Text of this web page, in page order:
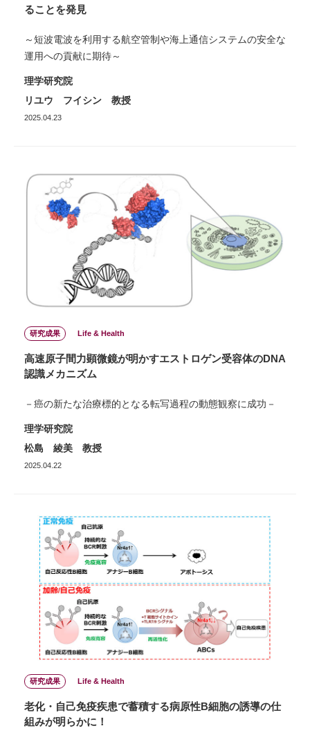
ることを発見
～短波電波を利用する航空管制や海上通信システムの安全な
運用への貢献に期待～
理学研究院
リユウ フイシン 教授
2025.04.23
研究成果 Life & Health
高速原子間力顕微鏡が明かすエストロゲン受容体のDNA
認識メカニズム
－癌の新たな治療標的となる転写過程の動態観察に成功－
理学研究院
松島 綾美 教授
2025.04.22
研究成果 Life & Health
老化・自己免疫疾患で蓄積する病原性B細胞の誘導の仕
組みが明らかに！